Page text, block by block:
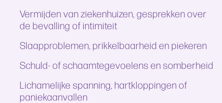
Vermijden van ziekenhuizen, gesprekken over
de bevalling of intimiteit
Slaapproblemen, prikkelbaarheid en piekeren
Schuld- of schaamtegevoelens en somberheid
Lichamelijke spanning, hartkloppingen of
paniekaanvallen